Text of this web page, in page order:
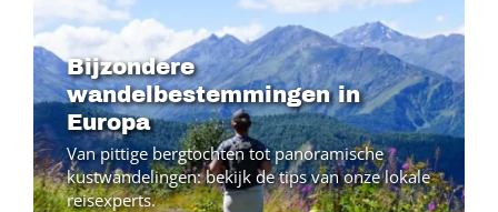
Bijzondere
wandelbestemmingen in
Europa
Van pittige bergtochten tot panoramische
kustwandelingen: bekijk de tips van onze lokale
reisexperts.